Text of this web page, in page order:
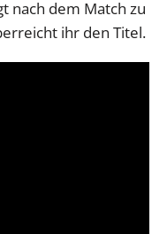
nach dem Match zu
ihr den Titel.